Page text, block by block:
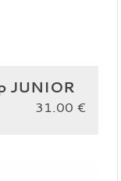
JUNIOR
31.00 €